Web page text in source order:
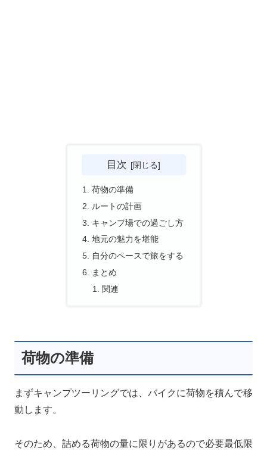
目次
荷物の準備
ルートの計画
キャンプ場での過ごし方
地元の魅力を堪能
自分のペースで旅をする
まとめ
関連
荷物の準備
まずキャンプツーリングでは、バイクに荷物を積んで移
動します。
そのため、詰める荷物の量に限りがあるので必要最低限